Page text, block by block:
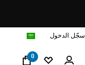
سجّل الدخول
0